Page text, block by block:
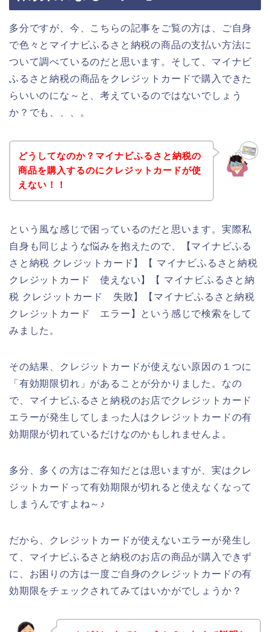
多分ですが、今、こちらの記事をご覧の方は、ご自身
で色々とマイナビふるさと納税の商品の支払い方法に
ついて調べているのだと思います。そして、マイナビ
ふるさと納税の商品をクレジットカードで購入できた
らいいのにな～と、考えているのではないでしょう
か？でも、、、。
どうしてなのか？マイナビふるさと納税の
商品を購入するのにクレジットカードが使
えない！！
という風な感じで困っているのだと思います。実際私
自身も同じような悩みを抱えたので、【マイナビふる
さと納税 クレジットカード】【 マイナビふるさと納税
クレジットカード 使えない】【 マイナビふるさと納
税 クレジットカード 失敗】【マイナビふるさと納税
クレジットカード エラー】という感じで検索をして
みました。
その結果、クレジットカードが使えない原因の１つに
「有効期限切れ」があることが分かりました。なの
で、マイナビふるさと納税のお店でクレジットカード
エラーが発生してしまった人はクレジットカードの有
効期限が切れているだけなのかもしれませんよ。
多分、多くの方はご存知だとは思いますが、実はクレ
ジットカードって有効期限が切れると使えなくなって
しまうんですよね～♪
だから、クレジットカードが使えないエラーが発生し
て、マイナビふるさと納税のお店の商品が購入できず
に、お困りの方は一度ご自身のクレジットカードの有
効期限をチェックされてみてはいかがでしょうか？